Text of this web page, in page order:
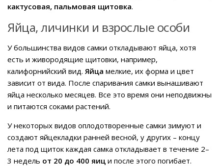
кактусовая, пальмовая щитовка.
Яйца, личинки и взрослые особи
У большинства видов самки откладывают яйца, хотя
есть и живородящие щитовки, например,
калифорнийский вид. Яйца мелкие, их форма и цвет
зависит от вида. После спаривания самки вынашивают
яйца несколько месяцев. Все это время они неподвижны
и питаются соками растений.
У некоторых видов оплодотворенные самки зимуют и
создают яйцекладки ранней весной, у других – концу
лета под щиток каждая самка откладывает в течение 2–
3 недель от 20 до 400 яиц и после этого погибает.